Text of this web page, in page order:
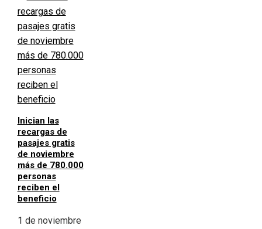
Inician las
recargas de
pasajes gratis
de noviembre
más de 780.000
personas
reciben el
beneficio
1 de noviembre